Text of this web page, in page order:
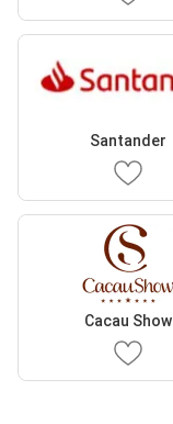
Santander
Cacau Show